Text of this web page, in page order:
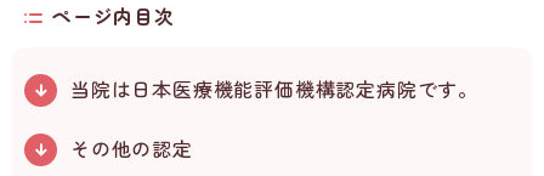
ページ内目次
当院は日本医療機能評価機構認定病院です。
その他の認定